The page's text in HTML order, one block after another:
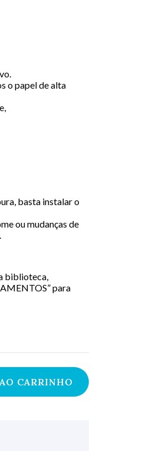
o papel de alta
basta instalar o
ou mudanças de
biblioteca,
para
CARRINHO